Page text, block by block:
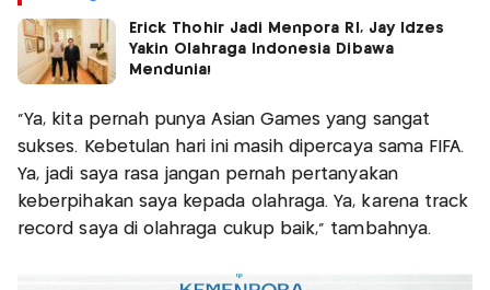
Erick Thohir Jadi Menpora RI, Jay Idzes
Yakin Olahraga Indonesia Dibawa
Mendunia!
"Ya, kita pernah punya Asian Games yang sangat
sukses. Kebetulan hari ini masih dipercaya sama FIFA.
Ya, jadi saya rasa jangan pernah pertanyakan
keberpihakan saya kepada olahraga. Ya, karena track
record saya di olahraga cukup baik," tambahnya.